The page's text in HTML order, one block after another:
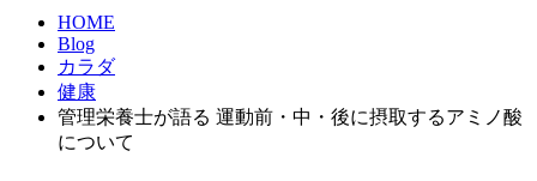
HOME
Blog
カラダ
健康
管理栄養士が語る 運動前・中・後に摂取するアミノ酸
について